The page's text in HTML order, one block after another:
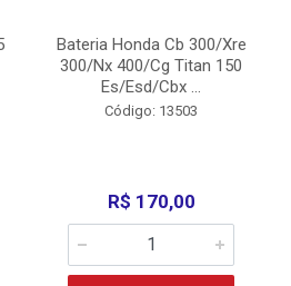
Bateria Honda Cb 300/Xre
300/Nx 400/Cg Titan 150
Es/Esd/Cbx ...
Código: 13503
R$ 170,00